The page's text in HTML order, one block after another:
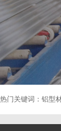
热门关键词：铝型